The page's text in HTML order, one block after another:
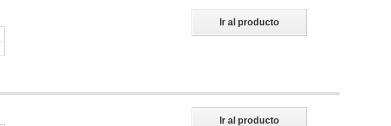
Ir al producto
Ir al producto